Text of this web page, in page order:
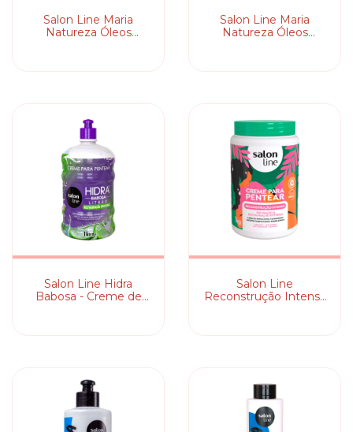
Salon Line Maria
Natureza Óleos
Salon Line Maria
Natureza Óleos
Salon Line Hidra
Babosa - Creme de
Salon Line
Reconstrução Intensa